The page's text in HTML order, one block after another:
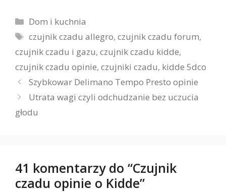
Kategorie
Dom i kuchnia
Tagi
czujnik czadu allegro,czujnik czadu forum,
czujnik czadu i gazu, czujnik czadu kidde,
czujnik czadu opinie, czujniki czadu, kidde 5dco
Szybkowar Delimano Tempo Presto opinie
Utrata wagi czyli odchudzanie bez uczucia
głodu
41 komentarzy do “Czujnik
czadu opinie o Kidde”